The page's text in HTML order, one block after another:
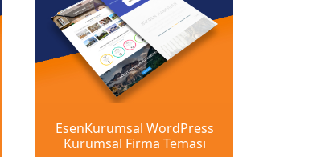
EsenKurumsal WordPress
Kurumsal Firma Teması